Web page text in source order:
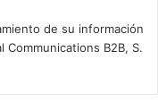
de su información
Communications B2B, S.